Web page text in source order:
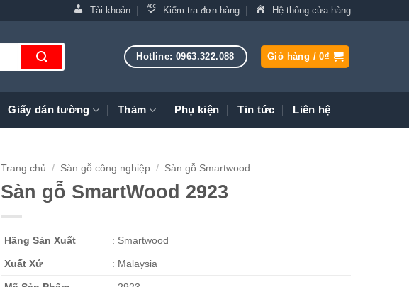
Tài khoản Kiểm tra đơn hàng Hệ thống cửa hàng
Hotline: 0963.322.088 Giỏ hàng /0₫
Giấy dán tường Thảm Phụ kiện Tin tức Liên hệ
Trang chủ / Sàn gỗ công nghiệp / Sàn gỗ Smartwood
Sàn gỗ SmartWood 2923
Hãng Sản Xuất : Smartwood
Xuất Xứ : Malaysia